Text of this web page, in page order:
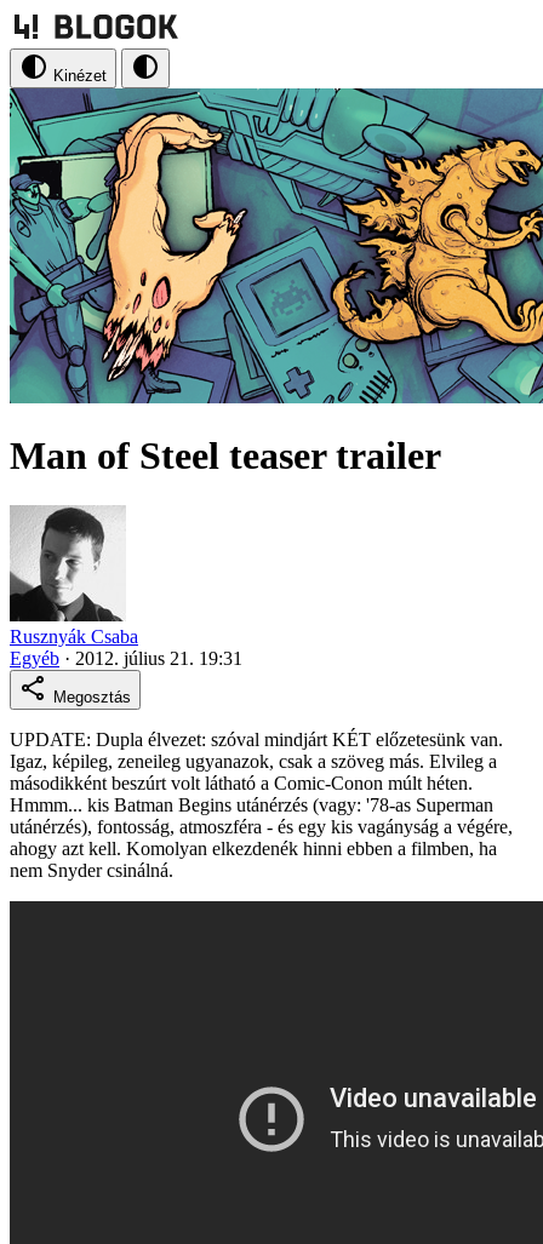
Kinézet
Man of Steel teaser trailer
Rusznyák Csaba
Egyéb · 2012. július 21. 19:31
Megosztás
UPDATE: Dupla élvezet: szóval mindjárt KÉT előzetesünk van.
Igaz, képileg, zeneileg ugyanazok, csak a szöveg más. Elvileg a
másodikként beszúrt volt látható a Comic-Conon múlt héten.
Hmmm... kis Batman Begins utánérzés (vagy: '78-as Superman
utánérzés), fontosság, atmoszféra - és egy kis vagányság a végére,
ahogy azt kell. Komolyan elkezdenék hinni ebben a filmben, ha
nem Snyder csinálná.